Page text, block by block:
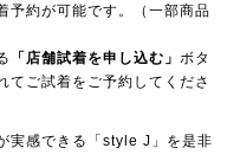
予約が可能です。（一部商品
「店舗試着を申し込む」 ボタ
てご試着をご予約してくださ
実感できる「style J」を是非